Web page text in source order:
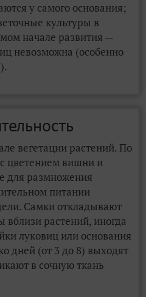
у самого основания;
культуры в
начале развития —
невозможна (особенно
вегетации растений. По
цветением вишни и
для размножения
питании
Самки откладывают
растений, иногда
луковиц или основания
дней (от 3 до 8) выходят
в сочную ткань